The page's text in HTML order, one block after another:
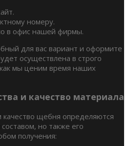
номеру.
в офис нашей фирмы.
для вас вариант и оформите
осуществлена в строго
мы ценим время наших
и качество материала
качество щебня определяются
но также его
получения: